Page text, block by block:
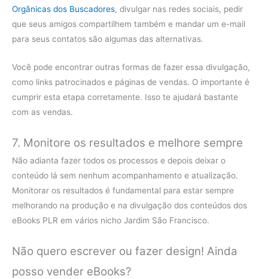
Orgânicas dos Buscadores, divulgar nas redes sociais, pedir
que seus amigos compartilhem também e mandar um e-mail
para seus contatos são algumas das alternativas.
Você pode encontrar outras formas de fazer essa divulgação,
como links patrocinados e páginas de vendas. O importante é
cumprir esta etapa corretamente. Isso te ajudará bastante
com as vendas.
7. Monitore os resultados e melhore sempre
Não adianta fazer todos os processos e depois deixar o
conteúdo lá sem nenhum acompanhamento e atualização.
Monitorar os resultados é fundamental para estar sempre
melhorando na produção e na divulgação dos conteúdos dos
eBooks PLR em vários nicho Jardim São Francisco.
Não quero escrever ou fazer design! Ainda
posso vender eBooks?